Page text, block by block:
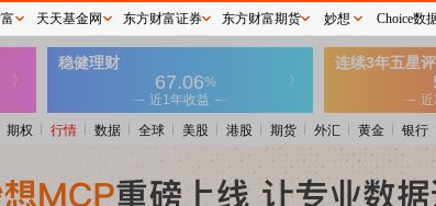
期权 行情 数据 全球 美股 港股 期货 外汇 黄金 银行
天天基金网 东方财富证券 东方财富期货 妙想 Choice数